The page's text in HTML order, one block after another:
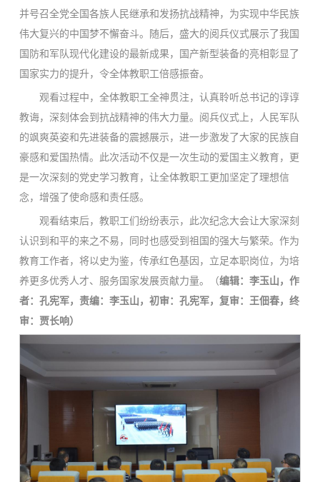
并号召全党全国各族人民继承和发扬抗战精神，为实现中华民族
伟大复兴的中国梦不懈奋斗。随后，盛大的阅兵仪式展示了我国
国防和军队现代化建设的最新成果，国产新型装备的亮相彰显了
国家实力的提升，令全体教职工倍感振奋。
观看过程中，全体教职工全神贯注，认真聆听总书记的谆谆
教诲，深刻体会到抗战精神的伟大力量。阅兵仪式上，人民军队
的飒爽英姿和先进装备的震撼展示，进一步激发了大家的民族自
豪感和爱国热情。此次活动不仅是一次生动的爱国主义教育，更
是一次深刻的党史学习教育，让全体教职工更加坚定了理想信
念，增强了使命感和责任感。
观看结束后，教职工们纷纷表示，此次纪念大会让大家深刻
认识到和平的来之不易，同时也感受到祖国的强大与繁荣。作为
教育工作者，将以史为鉴，传承红色基因，立足本职岗位，为培
养更多优秀人才、服务国家发展贡献力量。（编辑：李玉山，作
者：孔宪军，责编：李玉山，初审：孔宪军，复审：王佃春，终
审：贾长响）